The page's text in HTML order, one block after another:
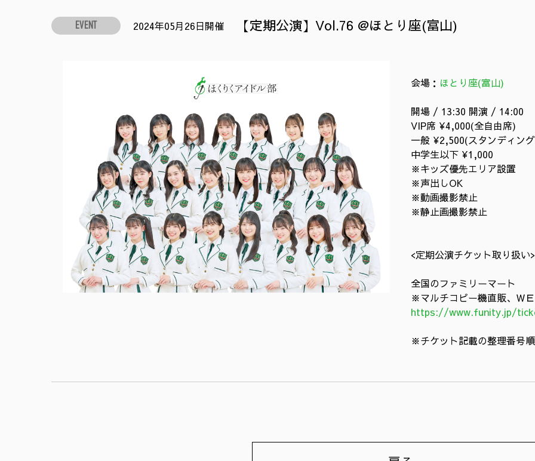
EVENT 2024年05月26日開催 【定期公演】Vol.76 @ほとり座(富山)
会場： ほとり座(富山)
開場 / 13:30 開演 / 14:00
VIP席 ¥4,000(全自由席)
一般 ¥2,500(スタンディン
中学生以下 ¥1,000
※キッズ優先エリア設置
※声出しOK
※動画撮影禁止
※静止画撮影禁止
<定期公演チケット取り扱い>
全国のファミリーマート
※マルチコピー機直販、Ｗ
https://www.funity.jp/
※チケット記載の整理番号